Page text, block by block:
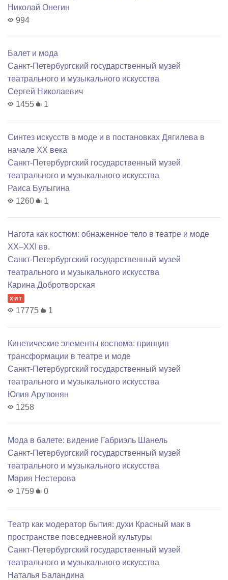
Николай Онегин
994
Балет и мода
Санкт-Петербургский государственный музей
театрального и музыкального искусства
Сергей Николаевич
1455
1
Синтез искусств в моде и в постановках Дягилева в
начале ХХ века
Санкт-Петербургский государственный музей
театрального и музыкального искусства
Раиса Булыгина
1260
1
Нагота как костюм: обнаженное тело в театре и моде
ХХ–ХХI вв.
Санкт-Петербургский государственный музей
театрального и музыкального искусства
Карина Добротворская
хит
17775 1
Кинетические элементы костюма: принцип
трансформации в театре и моде
Санкт-Петербургский государственный музей
театрального и музыкального искусства
Юлия Арутюнян
1258
Мода в балете: видение Габриэль Шанель
Санкт-Петербургский государственный музей
театрального и музыкального искусства
Мария Нестерова
1759
0
Театр как модератор бытия: духи Красный мак в
пространстве повседневной культуры
Санкт-Петербургский государственный музей
театрального и музыкального искусства
Наталья Баландина